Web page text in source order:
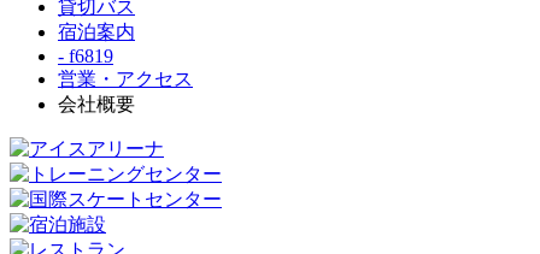
貸切バス
宿泊案内
- f6819
営業・アクセス
会社概要